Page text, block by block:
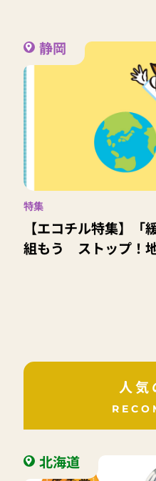
静岡
特集
【エコチル特集】「
組もう ストップ！
人気
北海道